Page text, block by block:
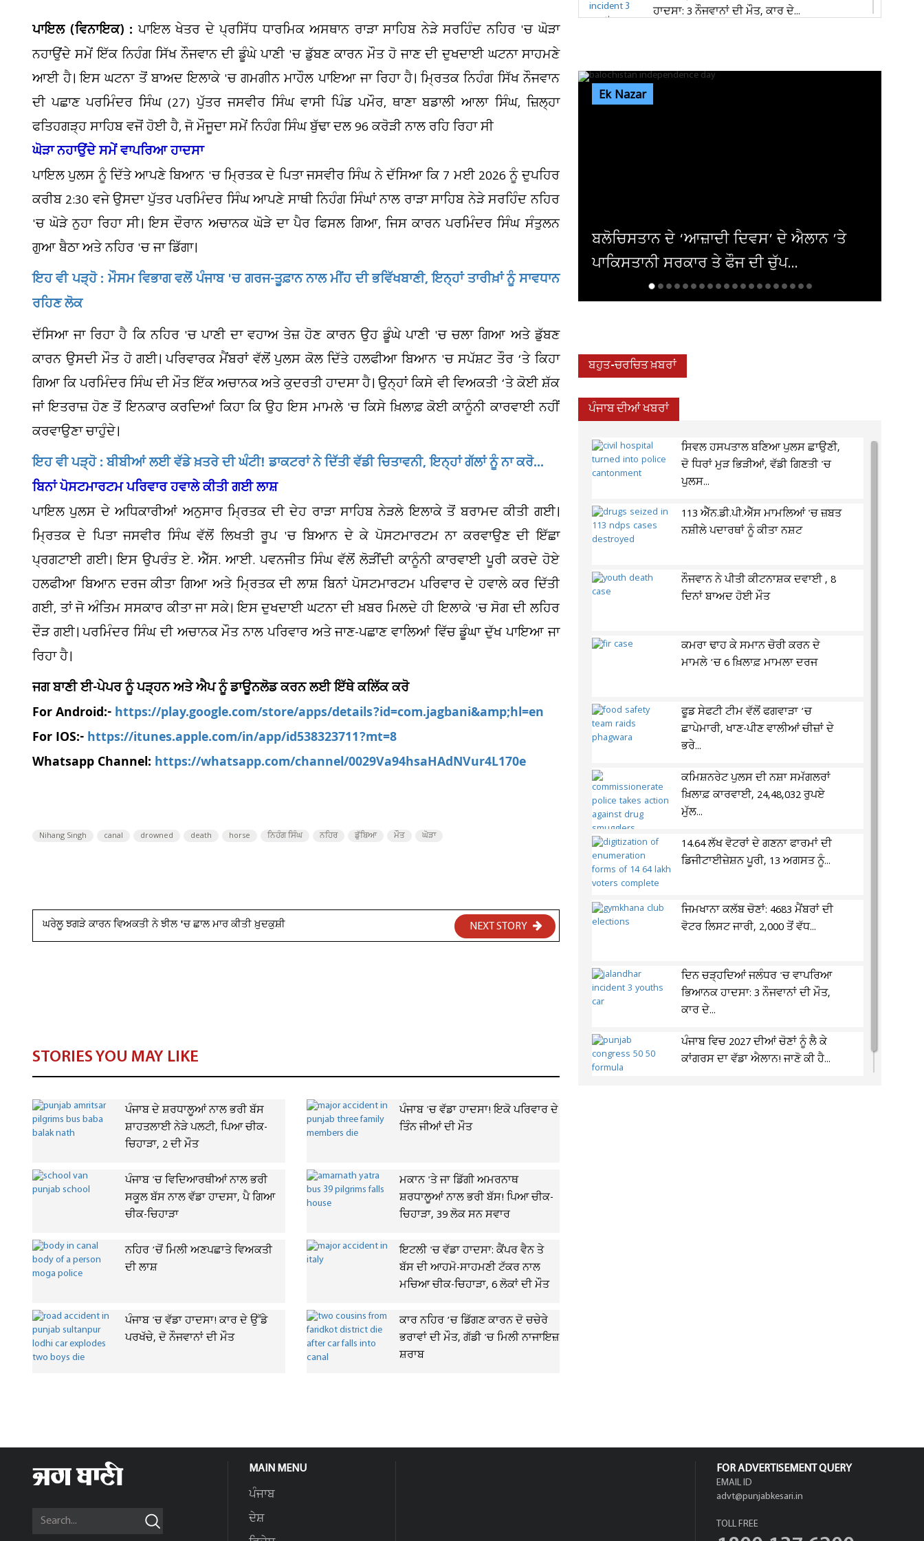
ਪਾਇਲ (ਵਿਨਾਇਕ) :ਪਾਇਲ ਖੇਤਰ ਦੇ ਪ੍ਰਸਿੱਧ ਧਾਰਮਿਕ ਅਸਥਾਨ ਰਾੜਾ ਸਾਹਿਬ ਨੇੜੇ ਸਰਹਿੰਦ ਨਹਿਰ 'ਚ ਘੋੜਾ
ਨਹਾਉਂਦੇ ਸਮੇਂ ਇੱਕ ਨਿਹੰਗ ਸਿੱਖ ਨੌਜਵਾਨ ਦੀ ਡੂੰਘੇ ਪਾਣੀ 'ਚ ਡੁੱਬਣ ਕਾਰਨ ਮੌਤ ਹੋ ਜਾਣ ਦੀ ਦੁਖਦਾਈ ਘਟਨਾ ਸਾਹਮਣੇ
ਆਈ ਹੈ। ਇਸ ਘਟਨਾ ਤੋਂ ਬਾਅਦ ਇਲਾਕੇ 'ਚ ਗਮਗੀਨ ਮਾਹੌਲ ਪਾਇਆ ਜਾ ਰਿਹਾ ਹੈ। ਮ੍ਰਿਤਕ ਨਿਹੰਗ ਸਿੱਖ ਨੌਜਵਾਨ
ਦੀ ਪਛਾਣ ਪਰਮਿੰਦਰ ਸਿੰਘ (27) ਪੁੱਤਰ ਜਸਵੀਰ ਸਿੰਘ ਵਾਸੀ ਪਿੰਡ ਪਮੌਰ, ਥਾਣਾ ਬਡਾਲੀ ਆਲਾ ਸਿੰਘ, ਜ਼ਿਲ੍ਹਾ
ਫਤਿਹਗੜ੍ਹ ਸਾਹਿਬ ਵਜੋਂ ਹੋਈ ਹੈ, ਜੋ ਮੌਜੂਦਾ ਸਮੇਂ ਨਿਹੰਗ ਸਿੰਘ ਬੁੱਢਾ ਦਲ 96 ਕਰੋੜੀ ਨਾਲ ਰਹਿ ਰਿਹਾ ਸੀ
ਘੋੜਾ ਨਹਾਉਂਦੇ ਸਮੇਂ ਵਾਪਰਿਆ ਹਾਦਸਾ
ਪਾਇਲ ਪੁਲਸ ਨੂੰ ਦਿੱਤੇ ਆਪਣੇ ਬਿਆਨ 'ਚ ਮ੍ਰਿਤਕ ਦੇ ਪਿਤਾ ਜਸਵੀਰ ਸਿੰਘ ਨੇ ਦੱਸਿਆ ਕਿ 7 ਮਈ 2026 ਨੂੰ ਦੁਪਹਿਰ
ਕਰੀਬ 2:30 ਵਜੇ ਉਸਦਾ ਪੁੱਤਰ ਪਰਮਿੰਦਰ ਸਿੰਘ ਆਪਣੇ ਸਾਥੀ ਨਿਹੰਗ ਸਿੰਘਾਂ ਨਾਲ ਰਾੜਾ ਸਾਹਿਬ ਨੇੜੇ ਸਰਹਿੰਦ ਨਹਿਰ
'ਚ ਘੋੜੇ ਨੁਹਾ ਰਿਹਾ ਸੀ। ਇਸ ਦੌਰਾਨ ਅਚਾਨਕ ਘੋੜੇ ਦਾ ਪੈਰ ਫਿਸਲ ਗਿਆ, ਜਿਸ ਕਾਰਨ ਪਰਮਿੰਦਰ ਸਿੰਘ ਸੰਤੁਲਨ
ਗੁਆ ਬੈਠਾ ਅਤੇ ਨਹਿਰ 'ਚ ਜਾ ਡਿੱਗਾ।
ਇਹ ਵੀ ਪੜ੍ਹੋ : ਮੌਸਮ ਵਿਭਾਗ ਵਲੋਂ ਪੰਜਾਬ 'ਚ ਗਰਜ-ਤੂਫ਼ਾਨ ਨਾਲ ਮੀਂਹ ਦੀ ਭਵਿੱਖਬਾਣੀ, ਇਨ੍ਹਾਂ ਤਾਰੀਖ਼ਾਂ ਨੂੰ ਸਾਵਧਾਨ
ਰਹਿਣ ਲੋਕ
ਦੱਸਿਆ ਜਾ ਰਿਹਾ ਹੈ ਕਿ ਨਹਿਰ 'ਚ ਪਾਣੀ ਦਾ ਵਹਾਅ ਤੇਜ਼ ਹੋਣ ਕਾਰਨ ਉਹ ਡੂੰਘੇ ਪਾਣੀ 'ਚ ਚਲਾ ਗਿਆ ਅਤੇ ਡੁੱਬਣ
ਕਾਰਨ ਉਸਦੀ ਮੌਤ ਹੋ ਗਈ। ਪਰਿਵਾਰਕ ਮੈਂਬਰਾਂ ਵੱਲੋਂ ਪੁਲਸ ਕੋਲ ਦਿੱਤੇ ਹਲਫੀਆ ਬਿਆਨ 'ਚ ਸਪੱਸ਼ਟ ਤੌਰ ‘ਤੇ ਕਿਹਾ
ਗਿਆ ਕਿ ਪਰਮਿੰਦਰ ਸਿੰਘ ਦੀ ਮੌਤ ਇੱਕ ਅਚਾਨਕ ਅਤੇ ਕੁਦਰਤੀ ਹਾਦਸਾ ਹੈ। ਉਨ੍ਹਾਂ ਕਿਸੇ ਵੀ ਵਿਅਕਤੀ ‘ਤੇ ਕੋਈ ਸ਼ੱਕ
ਜਾਂ ਇਤਰਾਜ਼ ਹੋਣ ਤੋਂ ਇਨਕਾਰ ਕਰਦਿਆਂ ਕਿਹਾ ਕਿ ਉਹ ਇਸ ਮਾਮਲੇ 'ਚ ਕਿਸੇ ਖ਼ਿਲਾਫ਼ ਕੋਈ ਕਾਨੂੰਨੀ ਕਾਰਵਾਈ ਨਹੀਂ
ਕਰਵਾਉਣਾ ਚਾਹੁੰਦੇ।
ਇਹ ਵੀ ਪੜ੍ਹੋ : ਬੀਬੀਆਂ ਲਈ ਵੱਡੇ ਖ਼ਤਰੇ ਦੀ ਘੰਟੀ! ਡਾਕਟਰਾਂ ਨੇ ਦਿੱਤੀ ਵੱਡੀ ਚਿਤਾਵਨੀ, ਇਨ੍ਹਾਂ ਗੱਲਾਂ ਨੂੰ ਨਾ ਕਰੋ...
ਬਿਨਾਂ ਪੋਸਟਮਾਰਟਮ ਪਰਿਵਾਰ ਹਵਾਲੇ ਕੀਤੀ ਗਈ ਲਾਸ਼
ਪਾਇਲ ਪੁਲਸ ਦੇ ਅਧਿਕਾਰੀਆਂ ਅਨੁਸਾਰ ਮ੍ਰਿਤਕ ਦੀ ਦੇਹ ਰਾੜਾ ਸਾਹਿਬ ਨੇੜਲੇ ਇਲਾਕੇ ਤੋਂ ਬਰਾਮਦ ਕੀਤੀ ਗਈ।
ਮ੍ਰਿਤਕ ਦੇ ਪਿਤਾ ਜਸਵੀਰ ਸਿੰਘ ਵੱਲੋਂ ਲਿਖਤੀ ਰੂਪ 'ਚ ਬਿਆਨ ਦੇ ਕੇ ਪੋਸਟਮਾਰਟਮ ਨਾ ਕਰਵਾਉਣ ਦੀ ਇੱਛਾ
ਪ੍ਰਗਟਾਈ ਗਈ। ਇਸ ਉਪਰੰਤ ਏ. ਐੱਸ. ਆਈ. ਪਵਨਜੀਤ ਸਿੰਘ ਵੱਲੋਂ ਲੋੜੀਂਦੀ ਕਾਨੂੰਨੀ ਕਾਰਵਾਈ ਪੂਰੀ ਕਰਦੇ ਹੋਏ
ਹਲਫੀਆ ਬਿਆਨ ਦਰਜ ਕੀਤਾ ਗਿਆ ਅਤੇ ਮ੍ਰਿਤਕ ਦੀ ਲਾਸ਼ ਬਿਨਾਂ ਪੋਸਟਮਾਰਟਮ ਪਰਿਵਾਰ ਦੇ ਹਵਾਲੇ ਕਰ ਦਿੱਤੀ
ਗਈ, ਤਾਂ ਜੋ ਅੰਤਿਮ ਸਸਕਾਰ ਕੀਤਾ ਜਾ ਸਕੇ। ਇਸ ਦੁਖਦਾਈ ਘਟਨਾ ਦੀ ਖ਼ਬਰ ਮਿਲਦੇ ਹੀ ਇਲਾਕੇ 'ਚ ਸੋਗ ਦੀ ਲਹਿਰ
ਦੌੜ ਗਈ। ਪਰਮਿੰਦਰ ਸਿੰਘ ਦੀ ਅਚਾਨਕ ਮੌਤ ਨਾਲ ਪਰਿਵਾਰ ਅਤੇ ਜਾਣ-ਪਛਾਣ ਵਾਲਿਆਂ ਵਿੱਚ ਡੂੰਘਾ ਦੁੱਖ ਪਾਇਆ ਜਾ
ਰਿਹਾ ਹੈ।
ਜਗ ਬਾਣੀ ਈ-ਪੇਪਰ ਨੂੰ ਪੜ੍ਹਨ ਅਤੇ ਐਪ ਨੂੰ ਡਾਊਨਲੋਡ ਕਰਨ ਲਈ ਇੱਥੇ ਕਲਿੱਕ ਕਰੋ
For Android:-https://play.google.com/store/apps/details?id=com.jagbani&amp;hl=en
For IOS:-https://itunes.apple.com/in/app/id538323711?mt=8
Whatsapp Channel: https://whatsapp.com/channel/0029Va94hsaHAdNVur4L170e
Nihang Singh canal drowned death horse ਨਿਹੰਗ ਸਿੰਘ ਨਹਿਰ ਡੁੱਬਿਆ ਮੌਤ ਘੋੜਾ
ਘਰੇਲੂ ਝਗੜੇ ਕਾਰਨ ਵਿਅਕਤੀ ਨੇ ਝੀਲ 'ਚ ਛਾਲ ਮਾਰ ਕੀਤੀ ਖ਼ੁਦਕੁਸ਼ੀ NEXT STORY
STORIES YOU MAY LIKE
ਪੰਜਾਬ ਦੇ ਸ਼ਰਧਾਲੂਆਂ ਨਾਲ ਭਰੀ ਬੱਸ
ਸ਼ਾਹਤਲਾਈ ਨੇੜੇ ਪਲਟੀ, ਪਿਆ ਚੀਕ-
ਚਿਹਾੜਾ, 2 ਦੀ ਮੌਤ
ਪੰਜਾਬ 'ਚ ਵੱਡਾ ਹਾਦਸਾ! ਇਕੋ ਪਰਿਵਾਰ ਦੇ
ਤਿੰਨ ਜੀਆਂ ਦੀ ਮੌਤ
ਪੰਜਾਬ 'ਚ ਵਿਦਿਆਰਥੀਆਂ ਨਾਲ ਭਰੀ
ਸਕੂਲ ਬੱਸ ਨਾਲ ਵੱਡਾ ਹਾਦਸਾ, ਪੈ ਗਿਆ
ਚੀਕ-ਚਿਹਾੜਾ
ਮਕਾਨ 'ਤੇ ਜਾ ਡਿੱਗੀ ਅਮਰਨਾਥ
ਸ਼ਰਧਾਲੂਆਂ ਨਾਲ ਭਰੀ ਬੱਸ! ਪਿਆ ਚੀਕ-
ਚਿਹਾੜਾ, 39 ਲੋਕ ਸਨ ਸਵਾਰ
ਨਹਿਰ ’ਚੋਂ ਮਿਲੀ ਅਣਪਛਾਤੇ ਵਿਅਕਤੀ
ਦੀ ਲਾਸ਼
ਇਟਲੀ 'ਚ ਵੱਡਾ ਹਾਦਸਾ: ਕੈਂਪਰ ਵੈਨ ਤੇ
ਬੱਸ ਦੀ ਆਹਮੋ-ਸਾਹਮਣੀ ਟੱਕਰ ਨਾਲ
ਮਚਿਆ ਚੀਕ-ਚਿਹਾੜਾ, 6 ਲੋਕਾਂ ਦੀ ਮੌਤ
ਪੰਜਾਬ 'ਚ ਵੱਡਾ ਹਾਦਸਾ! ਕਾਰ ਦੇ ਉੱਡੇ
ਪਰਖੱਚੇ, ਦੋ ਨੌਜਵਾਨਾਂ ਦੀ ਮੌਤ
ਕਾਰ ਨਹਿਰ ’ਚ ਡਿੱਗਣ ਕਾਰਨ ਦੋ ਚਚੇਰੇ
ਭਰਾਵਾਂ ਦੀ ਮੌਤ, ਗੱਡੀ 'ਚ ਮਿਲੀ ਨਾਜਾਇਜ਼
ਸ਼ਰਾਬ
ਹਾਦਸਾ: 3 ਨੌਜਵਾਨਾਂ ਦੀ ਮੌਤ, ਕਾਰ ਦੇ...
Ek Nazar
ਬਲੋਚਿਸਤਾਨ ਦੇ ‘ਆਜ਼ਾਦੀ ਦਿਵਸ’ ਦੇ ਐਲਾਨ ’ਤੇ
ਮਸ਼ਹੂਰ ਅਦਾਕਾਰਾ ਦੀ ਅਚਾਨਕ ਵਿਗੜ ਗਈ
! ਲਿਜਾਣਾ ਪਿਆ ਹਸਪਤਾਲ, ਪਤੀ ਨੇ ਦੱਸਿਆ...
ਬਹੁਤ-ਚਰਚਿਤ ਖ਼ਬਰਾਂ
ਪੰਜਾਬ ਦੀਆਂ ਖਬਰਾਂ
ਸਿਵਲ ਹਸਪਤਾਲ ਬਣਿਆ ਪੁਲਸ ਛਾਉਣੀ,
ਦੋ ਧਿਰਾਂ ਮੁੜ ਭਿੜੀਆਂ, ਵੱਡੀ ਗਿਣਤੀ 'ਚ
ਪੁਲਸ...
113 ਐੱਨ.ਡੀ.ਪੀ.ਐੱਸ ਮਾਮਲਿਆਂ 'ਚ ਜ਼ਬਤ
ਨਸ਼ੀਲੇ ਪਦਾਰਥਾਂ ਨੂੰ ਕੀਤਾ ਨਸ਼ਟ
ਨੌਜਵਾਨ ਨੇ ਪੀਤੀ ਕੀਟਨਾਸ਼ਕ ਦਵਾਈ , 8
ਦਿਨਾਂ ਬਾਅਦ ਹੋਈ ਮੌਤ
ਕਮਰਾ ਢਾਹ ਕੇ ਸਮਾਨ ਚੋਰੀ ਕਰਨ ਦੇ
ਮਾਮਲੇ ’ਚ 6 ਖ਼ਿਲਾਫ਼ ਮਾਮਲਾ ਦਰਜ
ਫੂਡ ਸੇਫਟੀ ਟੀਮ ਵੱਲੋਂ ਫਗਵਾੜਾ ’ਚ
ਛਾਪੇਮਾਰੀ, ਖਾਣ-ਪੀਣ ਵਾਲੀਆਂ ਚੀਜ਼ਾਂ ਦੇ
ਭਰੇ...
ਕਮਿਸ਼ਨਰੇਟ ਪੁਲਸ ਦੀ ਨਸ਼ਾ ਸਮੱਗਲਰਾਂ
ਖ਼ਿਲਾਫ਼ ਕਾਰਵਾਈ, 24,48,032 ਰੁਪਏ
ਮੁੱਲ...
14.64 ਲੱਖ ਵੋਟਰਾਂ ਦੇ ਗਣਨਾ ਫਾਰਮਾਂ ਦੀ
ਡਿਜੀਟਾਈਜ਼ੇਸ਼ਨ ਪੂਰੀ, 13 ਅਗਸਤ ਨੂੰ...
ਜਿਮਖਾਨਾ ਕਲੱਬ ਚੋਣਾਂ: 4683 ਮੈਂਬਰਾਂ ਦੀ
ਵੋਟਰ ਲਿਸਟ ਜਾਰੀ, 2,000 ਤੋਂ ਵੱਧ...
ਦਿਨ ਚੜ੍ਹਦਿਆਂ ਜਲੰਧਰ 'ਚ ਵਾਪਰਿਆ
ਭਿਆਨਕ ਹਾਦਸਾ: 3 ਨੌਜਵਾਨਾਂ ਦੀ ਮੌਤ,
ਕਾਰ ਦੇ...
ਪੰਜਾਬ ਵਿਚ 2027 ਦੀਆਂ ਚੋਣਾਂ ਨੂੰ ਲੈ ਕੇ
ਕਾਂਗਰਸ ਦਾ ਵੱਡਾ ਐਲਾਨ! ਜਾਣੋ ਕੀ ਹੈ...
MAIN MENU
ਪੰਜਾਬ
ਦੇਸ਼
FOR ADVERTISEMENT QUERY
EMAIL ID
advt@punjabkesari.in
TOLL FREE